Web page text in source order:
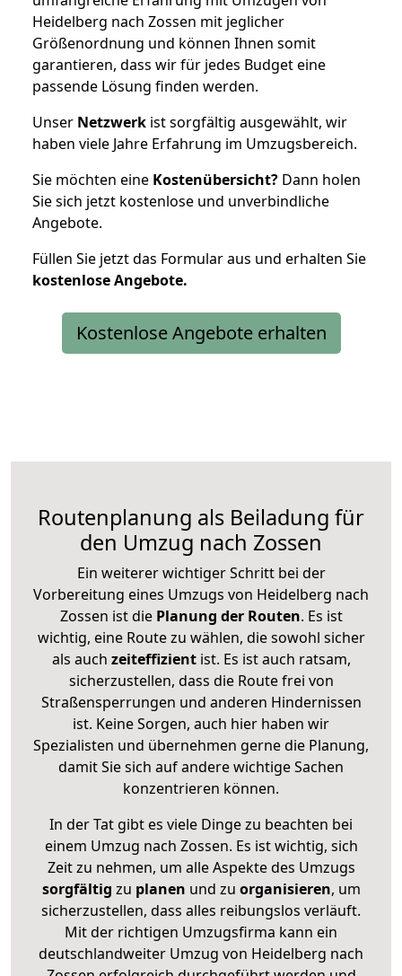
Heidelberg nach Zossen mit jeglicher
Größenordnung und können Ihnen somit
garantieren, dass wir für jedes Budget eine
passende Lösung finden werden.
Unser Netzwerk ist sorgfältig ausgewählt, wir
haben viele Jahre Erfahrung im Umzugsbereich.
Sie möchten eine Kostenübersicht? Dann holen
Sie sich jetzt kostenlose und unverbindliche
Angebote.
Füllen Sie jetzt das Formular aus und erhalten Sie
kostenloseAngebote.
Kostenlose Angebote erhalten
Routenplanung als Beiladung für
den Umzug nach Zossen
Ein weiterer wichtiger Schritt bei der
Vorbereitung eines Umzugs von Heidelberg nach
Zossen ist diePlanung der Routen. Es ist
wichtig, eine Route zu wählen, die sowohl sicher
als auch zeiteffizientist. Es ist auch ratsam,
sicherzustellen, dass die Route frei von
Straßensperrungen und anderen Hindernissen
ist. Keine Sorgen, auch hier haben wir
Spezialisten und übernehmen gerne die Planung,
damit Sie sich auf andere wichtige Sachen
konzentrieren können.
In der Tat gibt es viele Dinge zu beachten bei
einem Umzug nach Zossen. Es ist wichtig, sich
Zeit zu nehmen, um alle Aspekte des Umzugs
sorgfältig zu planen und zu organisieren, um
sicherzustellen, dass alles reibungslos verläuft.
Mit der richtigen Umzugsfirma kann ein
deutschlandweiter Umzug von Heidelberg nach